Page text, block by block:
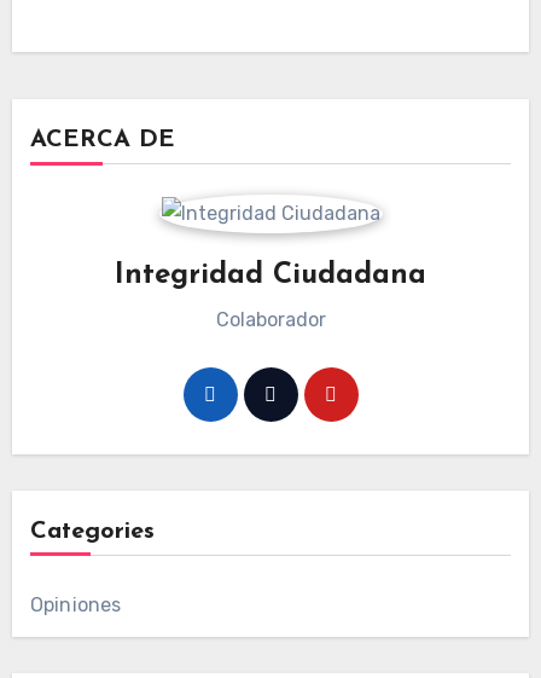
ACERCA DE
Integridad Ciudadana
Colaborador
Categories
Opiniones